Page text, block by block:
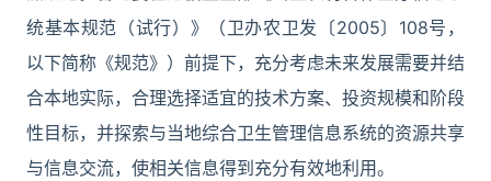
统基本规范（试行）》（卫办农卫发〔2005〕108号，
以下简称《规范》）前提下，充分考虑未来发展需要并结
合本地实际，合理选择适宜的技术方案、投资规模和阶段
性目标，并探索与当地综合卫生管理信息系统的资源共享
与信息交流，使相关信息得到充分有效地利用。